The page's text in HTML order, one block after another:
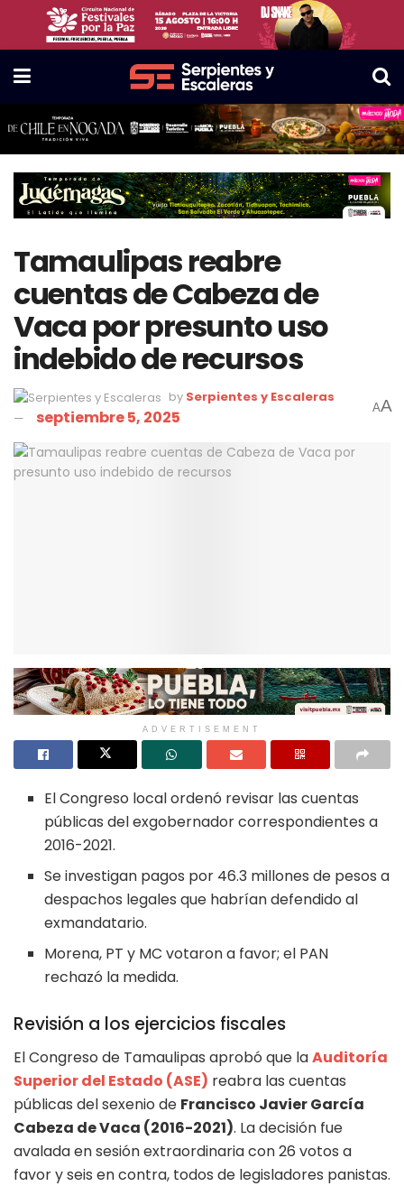
Tamaulipas reabre
cuentas de Cabeza de
Vaca por presunto uso
indebido de recursos
by Serpientes y Escaleras
septiembre 5, 2025 AA
ADVERTISEMENT
El Congreso local ordenó revisar las cuentas
públicas del exgobernador correspondientes a
2016-2021.
Se investigan pagos por 46.3 millones de pesos a
despachos legales que habrían defendido al
exmandatario.
Morena, PT y MC votaron a favor; el PAN
rechazó la medida.
Revisión a los ejercicios fiscales
El Congreso de Tamaulipas aprobó que laAuditoría
Superior del Estado (ASE) reabra las cuentas
públicas del sexenio de Francisco Javier García
Cabeza de Vaca (2016-2021). La decisión fue
avalada en sesión extraordinaria con 26 votos a
favor y seis en contra, todos de legisladores panistas.